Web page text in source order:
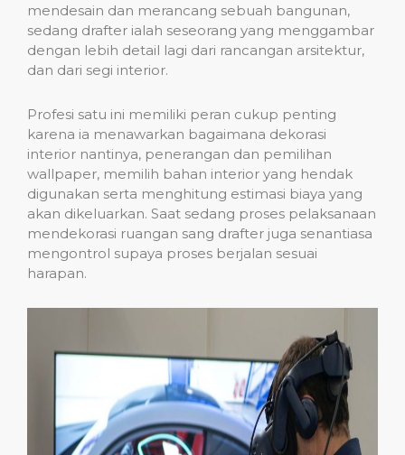
mendesain dan merancang sebuah bangunan,
sedang drafter ialah seseorang yang menggambar
dengan lebih detail lagi dari rancangan arsitektur,
dan dari segi interior.
Profesi satu ini memiliki peran cukup penting
karena ia menawarkan bagaimana dekorasi
interior nantinya, penerangan dan pemilihan
wallpaper, memilih bahan interior yang hendak
digunakan serta menghitung estimasi biaya yang
akan dikeluarkan. Saat sedang proses pelaksanaan
mendekorasi ruangan sang drafter juga senantiasa
mengontrol supaya proses berjalan sesuai
harapan.